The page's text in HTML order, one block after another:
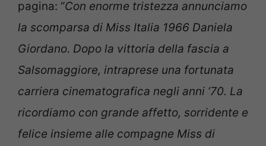
pagina: “Con enorme tristezza annunciamo
la scomparsa di Miss Italia 1966 Daniela
Giordano. Dopo la vittoria della fascia a
Salsomaggiore, intraprese una fortunata
carriera cinematografica negli anni ’70. La
ricordiamo con grande affetto, sorridente e
felice insieme alle compagne Miss di